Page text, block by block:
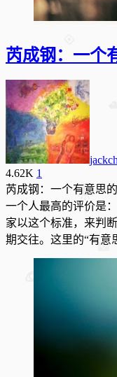
芮成钢：一个
4.62K 1
芮成钢：一个有意思
一个人最高的评价是
家以这个标准，来判
期交往。这里的“有